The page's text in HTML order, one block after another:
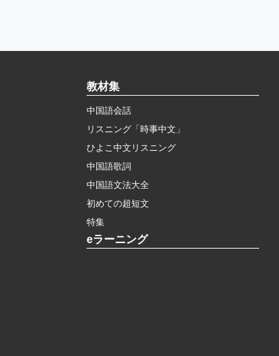
教材集
中国語会話
リスニング「時事中文」
ひよこ中文リスニング
中国語歌詞
中国語文法大全
初めての超短文
特集
eラーニング